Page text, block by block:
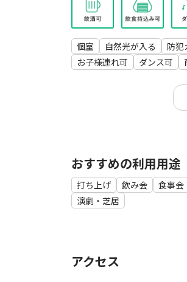
個室 自然光が入る 防犯
お子様連れ可
ダンス可
おすすめの利用用途
打ち上げ 飲み会 食事会
演劇・芝居
アクセス